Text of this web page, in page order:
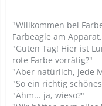
"Willkommen bei
Farbeagle am
"Guten Tag! Hier ist
rote Farbe vorrätig?"
"Aber natürlich, jede
"So ein richtig
"Ähm... ja, wieso?"